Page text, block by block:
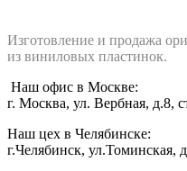
Изготовление и продажа
из виниловых пластинок.
Наш офис в Москве:
г. Москва, ул. Вербная, д.8,
Наш цех в Челябинске:
г.Челябинск, ул.Томинская,